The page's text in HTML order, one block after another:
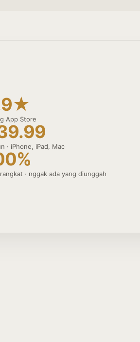
App Store
· iPhone, iPad, Mac
· nggak ada yang diunggah